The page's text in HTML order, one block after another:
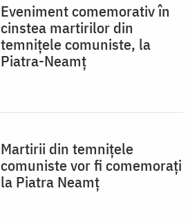
Eveniment comemorativ în
cinstea martirilor din
temnițele comuniste, la
Piatra-Neamț
Martirii din temnițele
comuniste vor fi comemorați
la Piatra Neamț